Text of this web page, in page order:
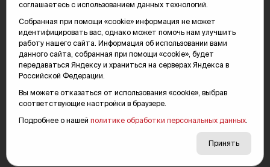
По вопросам рекламы:
(3452) 68-89-78
kotovaev@sibinformburo.ru
mim@vsluh.ru
16+
соглашаетесь с использованием данных технологий.
Собранная при помощи «cookie» информация не может
идентифицировать вас, однако может помочь нам улучшить
работу нашего сайта. Информация об использовании вами
данного сайта, собранная при помощи «cookie», будет
передаваться Яндексу и храниться на серверах Яндекса в
Российской Федерации.
Вы можете отказаться от использования «cookie», выбрав
соответствующие настройки в браузере.
Подробнее о нашей политике обработки персональных данных
Принять